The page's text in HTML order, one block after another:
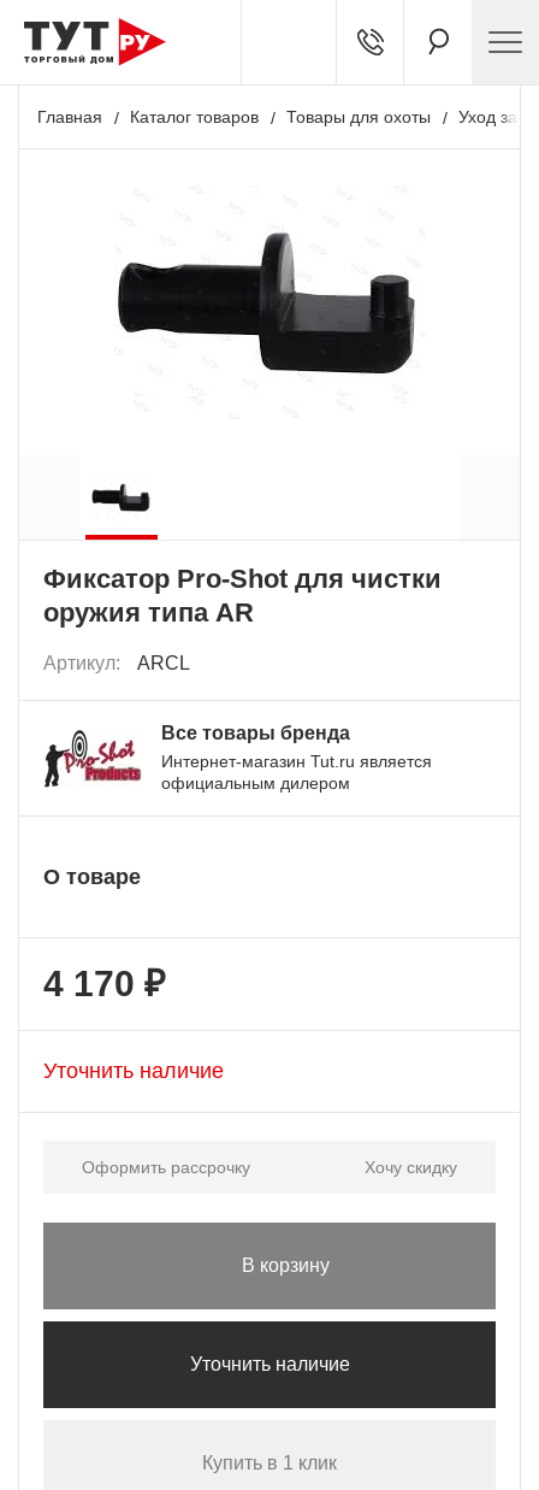
Главная Каталог товаров Товары для охоты Уход за
Фиксатор Pro-Shot для чистки
оружия типа AR
Артикул: ARCL
Все товары бренда
Интернет-магазин Tut.ru является
официальным дилером
О товаре
4 170 ₽
Уточнить наличие
Оформить рассрочку Хочу скидку
В корзину
Уточнить наличие
Купить в 1 клик